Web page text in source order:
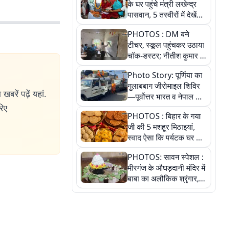
खबरें पढ़ें यहां.
के घर पहुंचे मंत्री लखेन्द्र
पासवान, 5 तस्वीरों में देखें
उस भावुक पल की पूरी
कहानी
PHOTOS : DM बने
टीचर, स्कूल पहुंचकर उठाया
चॉक-डस्टर; नीतीश कुमार के
इस चहेते अधिकारी को
जानिए
Photo Story: पूर्णिया का
गुलाबबाग जीरोमाइल शिविर
—पूर्वोत्तर भारत व नेपाल के
कांवरियों का प्रमुख सेवा धाम
PHOTOS : बिहार के गया
जी की 5 मशहूर मिठाइयां,
स्वाद ऐसा कि पर्यटक घर ले
जाना नहीं भूलते, तस्वीरों में
देखें
PHOTOS: सावन स्पेशल :
मीरगंज के औघड़दानी मंदिर में
बाबा का अलौकिक श्रृंगार,
तस्वीरों में देखें महादेव के कई